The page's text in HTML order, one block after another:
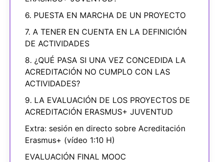
6. PUESTA EN MARCHA DE UN PROYECTO
7. A TENER EN CUENTA EN LA DEFINICIÓN
DE ACTIVIDADES
8. ¿QUÉ PASA SI UNA VEZ CONCEDIDA LA
ACREDITACIÓN NO CUMPLO CON LAS
ACTIVIDADES?
9. LA EVALUACIÓN DE LOS PROYECTOS DE
ACREDITACIÓN ERASMUS+ JUVENTUD
Extra: sesión en directo sobre Acreditación
Erasmus+ (vídeo 1:10 H)
EVALUACIÓN FINAL MOOC